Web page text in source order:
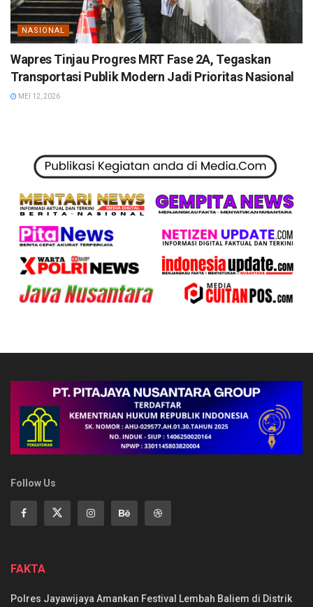
NASIONAL
Wapres Tinjau Progres MRT Fase 2A, Tegaskan
Transportasi Publik Modern Jadi Prioritas Nasional
MEI 12, 2026
Follow Us
FAKTA
Polres Jayawijaya Amankan Festival Lembah Baliem di Distrik